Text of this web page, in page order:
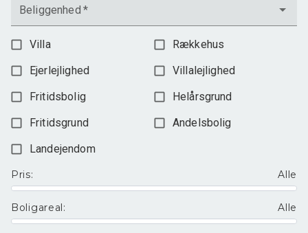
Beliggenhed *
Villa
Rækkehus
Ejerlejlighed
Villalejlighed
Fritidsbolig
Helårsgrund
Fritidsgrund
Andelsbolig
Landejendom
Pris: Alle
Boligareal: Alle